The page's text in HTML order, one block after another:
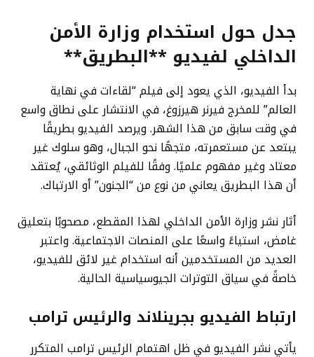
جدل حول استخدام وزارة الأمن
الداخلي لفيديو **البطريق**
بدأ الفيديو، الذي يعود إلى فيلم “لقاءات في نهاية
العالم” للمخرج فيرنر هيرزوغ، في الانتشار على نطاق واسع
في وقت سابق من هذا الشهر. ويرصد الفيديو بطريقًا
يبتعد عن مستعمرته، متجهًا نحو الجبال، وهو سلوك غير
معتاد وغير مفهوم علميًا. وفقًا للفيلم الوثائقي، يُعتقد
أن هذا البطريق يعاني من نوع من “الجنون” أو الارتباك.
أثار نشر وزارة الأمن الداخلي لهذا المقطع، مصحوبًا بتعليق
غامض، استياءً واسعًا على المنصات الاجتماعية. واعتبر
العديد من المستخدمين أنه استخدام غير لائق للفيديو،
خاصةً في سياق التوترات الجيوسياسية الحالية.
ارتباط الفيديو بجرينلاند والرئيس ترامب
يأتي نشر الفيديو في ظل اهتمام الرئيس ترامب المتكرر